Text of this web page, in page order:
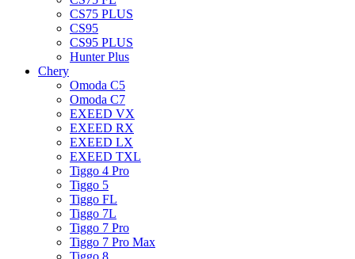
CS75 PLUS
CS95
CS95 PLUS
Hunter Plus
Chery
Omoda C5
Omoda C7
EXEED VX
EXEED RX
EXEED LX
EXEED TXL
Tiggo 4 Pro
Tiggo 5
Tiggo FL
Tiggo 7L
Tiggo 7 Pro
Tiggo 7 Pro Max
Tiggo 8